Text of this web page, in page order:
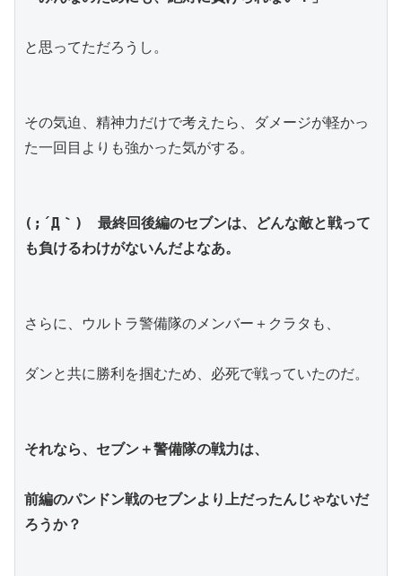
と思ってただろうし。
その気迫、精神力だけで考えたら、ダメージが軽かっ
た一回目よりも強かった気がする。
(;´Д｀)　最終回後編のセブンは、どんな敵と戦って
も負けるわけがないんだよなあ。
さらに、ウルトラ警備隊のメンバー＋クラタも、
ダンと共に勝利を掴むため、必死で戦っていたのだ。
それなら、セブン＋警備隊の戦力は、
前編のパンドン戦のセブンより上だったんじゃないだ
ろうか？